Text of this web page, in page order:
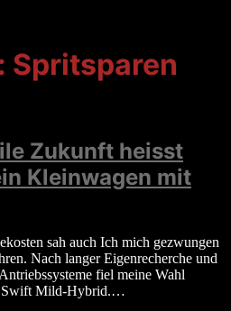
Spritsparen
Zukunft heisst
Kleinwagen mit
sah auch Ich mich gezwungen
Nach langer Eigenrecherche und
fiel meine Wahl
Swift Mild-Hybrid.…